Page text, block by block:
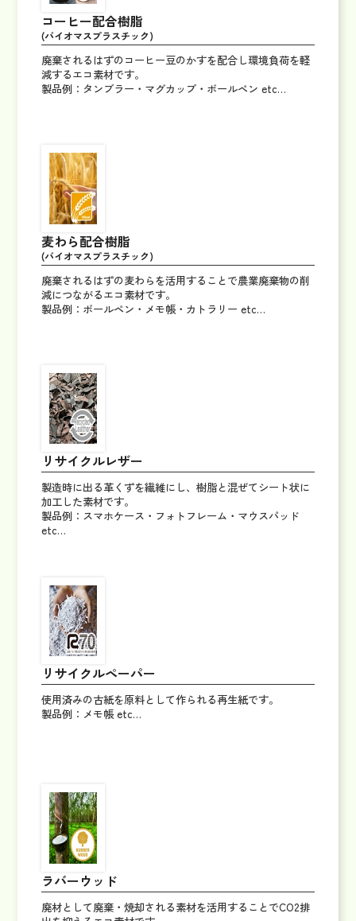
コーヒー配合樹脂
(バイオマスプラスチック)
廃棄されるはずのコーヒー豆のかすを配合し環境負荷を軽
減するエコ素材です。
製品例：タンブラー・マグカップ・ボールペン etc…
麦わら配合樹脂
(バイオマスプラスチック)
廃棄されるはずの麦わらを活用することで農業廃棄物の削
減につながるエコ素材です。
製品例：ボールペン・メモ帳・カトラリー etc…
リサイクルレザー
製造時に出る革くずを繊維にし、樹脂と混ぜてシート状に
加工した素材です。
製品例：スマホケース・フォトフレーム・マウスパッド
etc…
リサイクルペーパー
使用済みの古紙を原料として作られる再生紙です。
製品例：メモ帳 etc…
ラバーウッド
廃材として廃棄・焼却される素材を活用することでCO2排